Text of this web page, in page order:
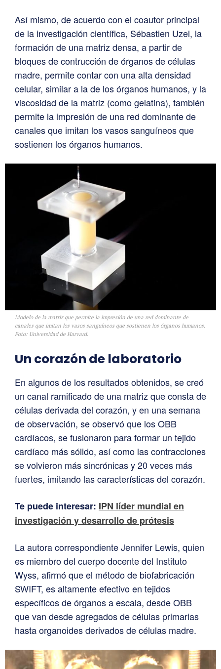
Así mismo, de acuerdo con el coautor principal
de la investigación científica, Sébastien Uzel, la
formación de una matriz densa, a partir de
bloques de contrucción de órganos de células
madre, permite contar con una alta densidad
celular, similar a la de los órganos humanos, y la
viscosidad de la matriz (como gelatina), también
permite la impresión de una red dominante de
canales que imitan los vasos sanguíneos que
sostienen los órganos humanos.
Modelo de la matriz que permite la impresión de una red dominante de
canales que imitan los vasos sanguíneos que sostienen los órganos humanos.
Foto: Universidad de Harvard.
Un corazón de laboratorio
En algunos de los resultados obtenidos, se creó
un canal ramificado de una matriz que consta de
células derivada del corazón, y en una semana
de observación, se observó que los OBB
cardíacos, se fusionaron para formar un tejido
cardíaco más sólido, así como las contracciones
se volvieron más sincrónicas y 20 veces más
fuertes, imitando las características del corazón.
Te puede interesar: IPN líder mundial en
investigación y desarrollo de prótesis
La autora correspondiente Jennifer Lewis, quien
es miembro del cuerpo docente del Instituto
Wyss, afirmó que el método de biofabricación
SWIFT, es altamente efectivo en tejidos
específicos de órganos a escala, desde OBB
que van desde agregados de células primarias
hasta organoides derivados de células madre.